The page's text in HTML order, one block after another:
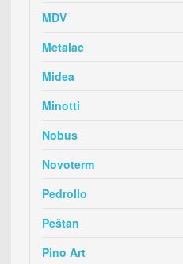
MDV
Metalac
Midea
Minotti
Nobus
Novoterm
Pedrollo
Peštan
Pino Art